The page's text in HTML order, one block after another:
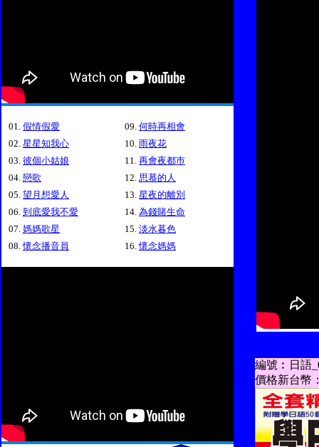
01. 假情假愛 09. 何時再相會
02. 星星知我心 10. 雨夜花
03. 彼個小姑娘 11. 再會夜都巿
04. 戀歌 12. 思慕的人
05. 望月想愛人 13. 星夜的離別
06. 到底愛我不愛 14. 為錢賭生命
07. 媽媽歌星 15. 淡水暮色
08.懷念播音員 16.懷念媽媽
編號︰日語
價格新台幣